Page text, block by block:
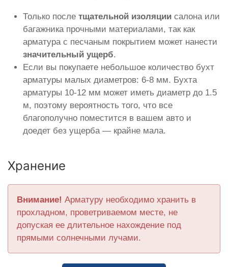
Только после тщательной изоляции салона или
багажника прочными материалами, так как
арматура с песчаным покрытием может нанести
значительный ущерб.
Если вы покупаете небольшое количество бухт
арматуры малых диаметров: 6-8 мм. Бухта
арматуры 10-12 мм может иметь диаметр до 1.5
м, поэтому вероятность того, что все
благополучно поместится в вашем авто и
доедет без ущерба — крайне мала.
Хранение
Внимание! Арматуру необходимо хранить в
прохладном, проветриваемом месте, не
допуская ее длительное нахождение под
прямыми солнечными лучами.